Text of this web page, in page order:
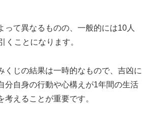
って異なるものの、一般的には10人
くことになります。
くじの結果は一時的なもので、吉凶に
分自身の行動や心構えが1年間の生活
考えることが重要です。